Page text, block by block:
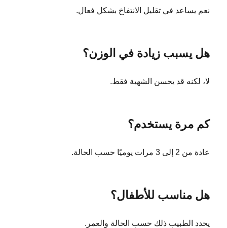
نعم يساعد في تقليل الانتفاخ بشكل فعال.
هل يسبب زيادة في الوزن؟
لا، لكنه قد يحسن الشهية فقط.
كم مرة يستخدم؟
عادة من 2 إلى 3 مرات يوميًا حسب الحالة.
هل مناسب للأطفال؟
يحدد الطبيب ذلك حسب الحالة والعمر.